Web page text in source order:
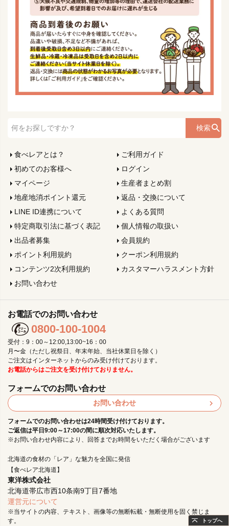
検索
食べレアとは？
ご利用ガイド
初めてのお客様へ
ログイン
マイページ
生産者まとめ割
地産地消ポイント還元
返品・交換について
LINE ID連携について
よくある質問
特定商取引法に基づく表記
個人情報の取扱い
出品者募集
会員規約
ポイント利用規約
クーポン利用規約
コンテンツ2次利用規約
カスタマーハラスメント方針
お問い合わせ
北海道の食材の「レア」な魅力を全国に発信
【食べレア北海道】
東洋株式会社
北海道帯広市西10条南9丁目7番地
運営元について
※当サイトの内容、テキスト、画像等の無断転載・無断使用を固く禁じま
す。
お電話でのお問い合わせ
0800-100-1004
受付：9：00～12:00,13:00~16：00
月〜金（ただし祝祭日、年末年始、当社休業日を除く）
ご注文はインターネットからのみ受け付けております。
お電話からはご注文を受け付けておりません。
フォームでのお問い合わせ
お問い合わせ
フォームでのお問い合わせは24時間受け付けております。
ご返信は平日9:00～17:00の間に順次対応いたします。
※お問い合わせ内容により、回答までお時間をいただく場合がございます
トップへ